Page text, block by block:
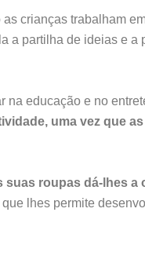
crianças trabalham
a partilha de ideias e
na educação e no
uma vez que
suas roupas dá-lhes
lhes permite